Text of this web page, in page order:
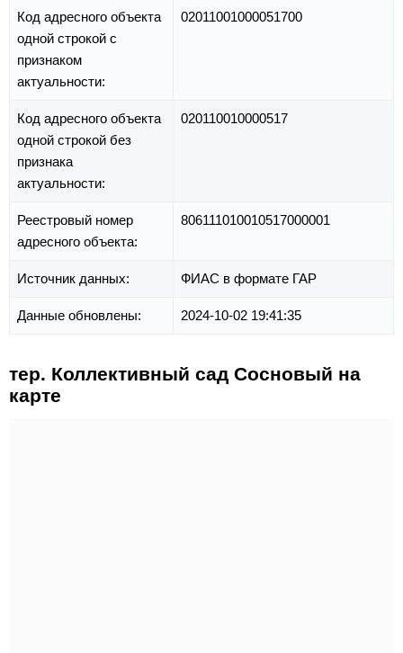
Код адресного объекта
одной строкой с
признаком
актуальности:
02011001000051700
Код адресного объекта
одной строкой без
признака
актуальности:
020110010000517
Реестровый номер
адресного объекта:
806111010010517000001
Источник данных: ФИАС в формате ГАР
Данные обновлены: 2024-10-02 19:41:35
тер. Коллективный сад Сосновый на
карте